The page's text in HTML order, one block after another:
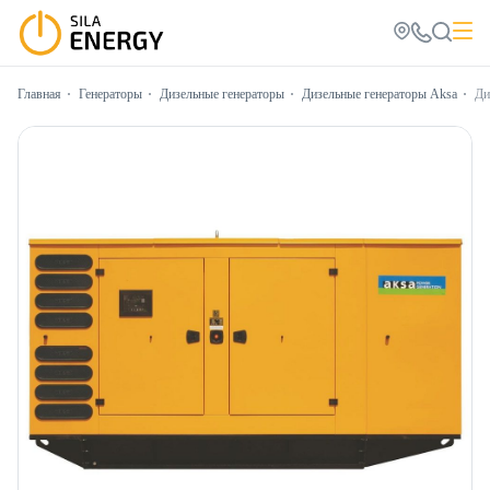
Главная Генераторы Дизельные генераторы Дизельные генераторы Aksa